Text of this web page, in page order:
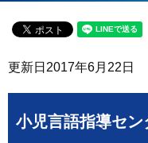
更新日 2017年6月22日
小児言語指導セン